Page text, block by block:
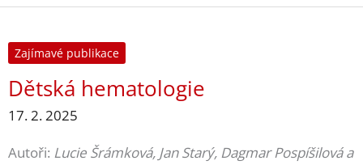
Zajímavé publikace
Dětská hematologie
17. 2. 2025
Autoři: Lucie Šrámková, Jan Starý, Dagmar Pospíšilová a